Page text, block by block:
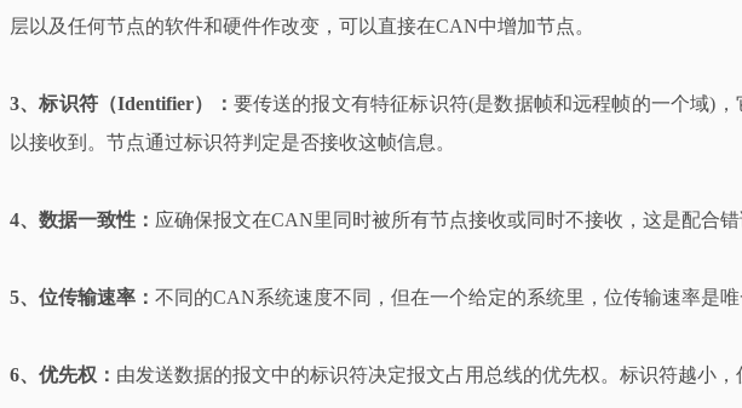
层以及任何节点的软件和硬件作改变，可以直接在CAN中增加节点。
3、标识符（Identifier）： 要传送的报文有特征标识符(是数据帧和远程帧的一个域)
以接收到。节点通过标识符判定是否接收这帧信息。
4、数据一致性： 应确保报文在CAN里同时被所有节点接收或同时不接收，这是配合错
5、位传输速率： 不同的CAN系统速度不同，但在一个给定的系统里，位传输速率是唯
6、优先权： 由发送数据的报文中的标识符决定报文占用总线的优先权。标识符越小，